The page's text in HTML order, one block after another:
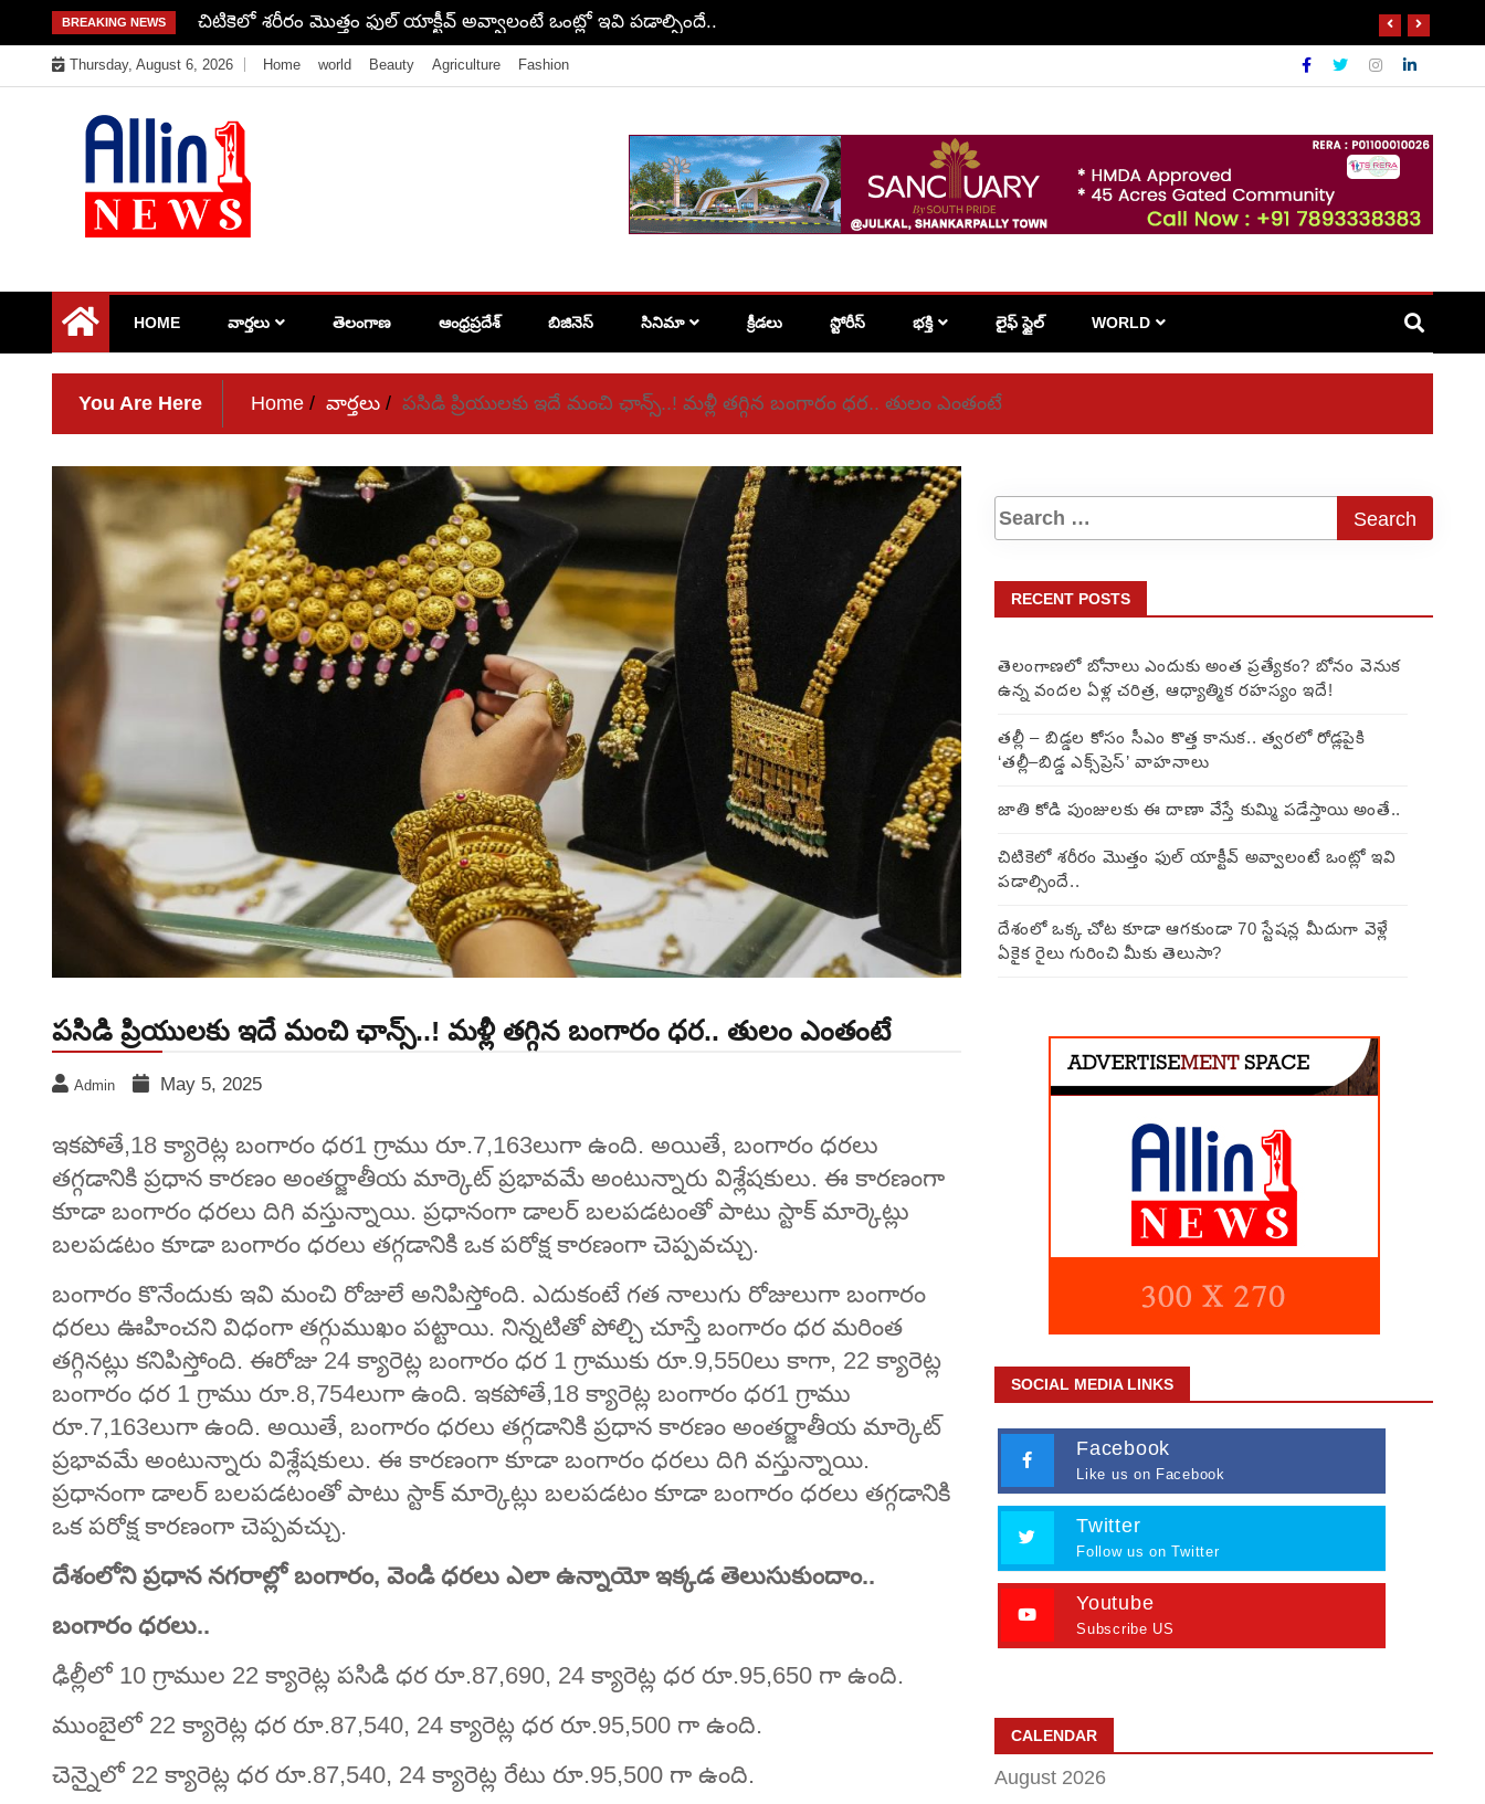
to
content
BREAKING NEWS దేశంలో ఒక్క చోట కూడా ఆగకుండా 70 స్టేషన్ల మీదుగా వెళ్లే ఏకైక రైలు గురించి మీకు తెలుసా?
Thursday, August 6, 2026 Home world Beauty Agriculture Fashion
HOME వార్తలు తెలంగాణ ఆంధ్రప్రదేశ్ బిజినెస్ సినిమా క్రీడలు స్టోరీస్ భక్తి లైఫ్ స్టైల్ WORLD
You Are Here Home వార్తలు పసిడి ప్రియులకు ఇదే మంచి ఛాన్స్‌..! మళ్లీ తగ్గిన బంగారం ధర.. తులం ఎంతంటే
పసిడి ప్రియులకు ఇదే మంచి ఛాన్స్‌..! మళ్లీ తగ్గిన బంగారం ధర.. తులం ఎంతంటే
Admin May 5, 2025
ఇకపోతే,18 క్యారెట్ల బంగారం ధర1 గ్రాము రూ.7,163లుగా ఉంది. అయితే, బంగారం ధరలు
తగ్గడానికి ప్రధాన కారణం అంతర్జాతీయ మార్కెట్‌ ప్రభావమే అంటున్నారు విశ్లేషకులు. ఈ కారణంగా
కూడా బంగారం ధరలు దిగి వస్తున్నాయి. ప్రధానంగా డాలర్ బలపడటంతో పాటు స్టాక్ మార్కెట్లు
బలపడటం కూడా బంగారం ధరలు తగ్గడానికి ఒక పరోక్ష కారణంగా చెప్పవచ్చు.
బంగారం కొనేందుకు ఇవి మంచి రోజులే అనిపిస్తోంది. ఎదుకంటే గత నాలుగు రోజులుగా బంగారం
ధరలు ఊహించని విధంగా తగ్గుముఖం పట్టాయి. నిన్నటితో పోల్చి చూస్తే బంగారం ధర మరింత
తగ్గినట్లు కనిపిస్తోంది. ఈరోజు 24 క్యారెట్ల బంగారం ధర 1 గ్రాముకు రూ.9,550లు కాగా, 22 క్యారెట్ల
బంగారం ధర 1 గ్రాము రూ.8,754లుగా ఉంది. ఇకపోతే,18 క్యారెట్ల బంగారం ధర1 గ్రాము
రూ.7,163లుగా ఉంది. అయితే, బంగారం ధరలు తగ్గడానికి ప్రధాన కారణం అంతర్జాతీయ మార్కెట్‌
ప్రభావమే అంటున్నారు విశ్లేషకులు. ఈ కారణంగా కూడా బంగారం ధరలు దిగి వస్తున్నాయి.
ప్రధానంగా డాలర్ బలపడటంతో పాటు స్టాక్ మార్కెట్లు బలపడటం కూడా బంగారం ధరలు తగ్గడానికి
ఒక పరోక్ష కారణంగా చెప్పవచ్చు.
దేశంలోని ప్రధాన నగరాల్లో బంగారం, వెండి ధరలు ఎలా ఉన్నాయో ఇక్కడ తెలుసుకుందాం..
బంగారం ధరలు..
ఢిల్లీలో 10 గ్రాముల 22 క్యారెట్ల పసిడి ధర రూ.87,690, 24 క్యారెట్ల ధర రూ.95,650 గా ఉంది.
ముంబైలో 22 క్యారెట్ల ధర రూ.87,540, 24 క్యారెట్ల ధర రూ.95,500 గా ఉంది.
చెన్నైలో 22 క్యారెట్ల ధర రూ.87,540, 24 క్యారెట్ల రేటు రూ.95,500 గా ఉంది.
RECENT POSTS
తెలంగాణలో బోనాలు ఎందుకు అంత ప్రత్యేకం? బోనం వెనుక
ఉన్న వందల ఏళ్ల చరిత్ర, ఆధ్యాత్మిక రహస్యం ఇదే!
తల్లీ – బిడ్డల కోసం సీఎం కొత్త కానుక.. త్వరలో రోడ్లపైకి
‘తల్లీ–బిడ్డ ఎక్స్‌ప్రెస్’ వాహనాలు
జాతి కోడి పుంజులకు ఈ దాణా వేస్తే కుమ్మి పడేస్తాయి అంతే..
చిటికెలో శరీరం మొత్తం ఫుల్ యాక్టీవ్ అవ్వాలంటే ఒంట్లో ఇవి
పడాల్సిందే..
దేశంలో ఒక్క చోట కూడా ఆగకుండా 70 స్టేషన్ల మీదుగా వెళ్లే
ఏకైక రైలు గురించి మీకు తెలుసా?
SOCIAL MEDIA LINKS
Facebook
Like us on Facebook
Twitter
Follow us on Twitter
Youtube
Subscribe US
CALENDAR
August 2026